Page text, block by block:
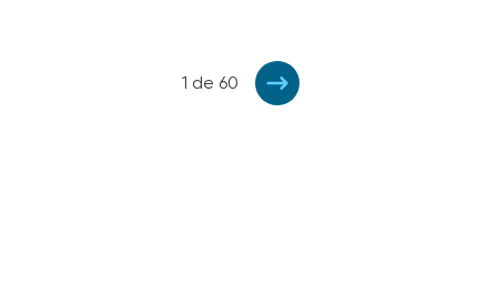
1 de 60